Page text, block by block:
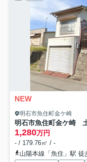
NEW
明石市魚住町金ケ崎
明石市魚住町金ケ崎
1,280万円
- / 179.76㎡ / -
山陽本線「魚住」駅 徒